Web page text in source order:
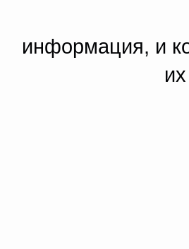
информация, и